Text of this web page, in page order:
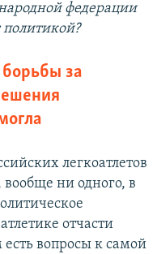
федерации
политикой?
борьбы за
легкоатлетов
ни одного, в
отчасти
вопросы к самой